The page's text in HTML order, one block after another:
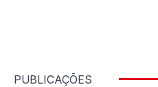
PUBLICAÇÕES